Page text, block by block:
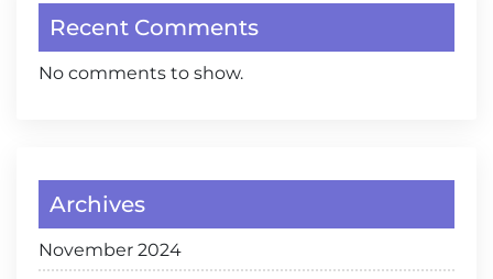
Recent Comments
No comments to show.
Archives
November 2024